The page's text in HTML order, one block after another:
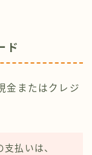
ド
金またはクレジ
払いは、